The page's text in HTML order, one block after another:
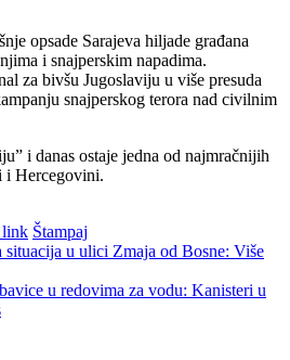
opsade Sarajeva hiljade građana
i snajperskim napadima.
za bivšu Jugoslaviju u više presuda
snajperskog terora nad civilnim
i danas ostaje jedna od najmračnijih
i Hercegovini.
Štampaj
situacija u ulici Zmaja od Bosne: Više
u redovima za vodu: Kanisteri u